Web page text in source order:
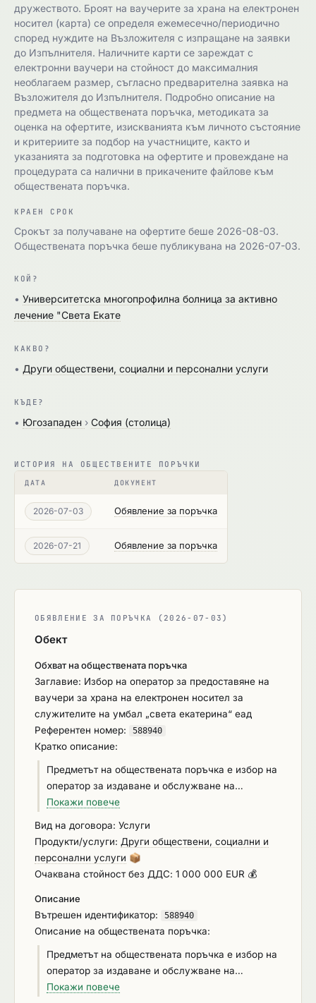
дружеството. Броят на ваучерите за храна на електронен
носител (карта) се определя ежемесечно/периодично
според нуждите на Възложителя с изпращане на заявки
до Изпълнителя. Наличните карти се зареждат с
електронни ваучери на стойност до максималния
необлагаем размер, съгласно предварителна заявка на
Възложителя до Изпълнителя. Подробно описание на
предмета на обществената поръчка, методиката за
оценка на офертите, изискванията към личното състояние
и критериите за подбор на участниците, както и
указанията за подготовка на офертите и провеждане на
процедурата са налични в прикачените файлове към
обществената поръчка.
КРАЕН СРОК
Срокът за получаване на офертите беше 2026-08-03.
Обществената поръчка беше публикувана на 2026-07-03.
КОЙ?
• Университетска многопрофилна болница за активно
лечение "Света Екате
КАКВО?
• Други обществени, социални и персонални услуги
КЪДЕ?
• Югозападен › София (столица)
ИСТОРИЯ НА ОБЩЕСТВЕНИТЕ ПОРЪЧКИ
ДАТА ДОКУМЕНТ
2026-07-03 Обявление за поръчка
2026-07-21 Обявление за поръчка
ОБЯВЛЕНИЕ ЗА ПОРЪЧКА (2026-07-03)
Обект
Обхват на обществената поръчка
Заглавие: Избор на оператор за предоставяне на
ваучери за храна на електронен носител за
служителите на умбал „света екатерина“ еад
Референтен номер:
588940
Кратко описание:
Предметът на обществената поръчка е избор на
оператор за издаване и обслужване на
електронни ваучери за храна за нуждите на
период. Възложителят ще предоставя на своите
служители социалните придобивки, определени
по реда на чл. 209а от Закон за корпоративното
Наредба № 7 от 9 юли 2003г. за условията и
реда за издаване и отнемане на разрешение за
извършване на дейност като оператор на
издаваните ваучери за храна на електронен
Покажи повече
Вид на договора: Услуги
Продукти/услуги: Други обществени, социални и
персонални услуги 📦
Очаквана стойност без ДДС: 1 000 000 EUR 💰
Описание
Вътрешен идентификатор:
588940
Описание на обществената поръчка:
Предметът на обществената поръчка е избор на
оператор за издаване и обслужване на
електронни ваучери за храна за нуждите на
Покажи повече